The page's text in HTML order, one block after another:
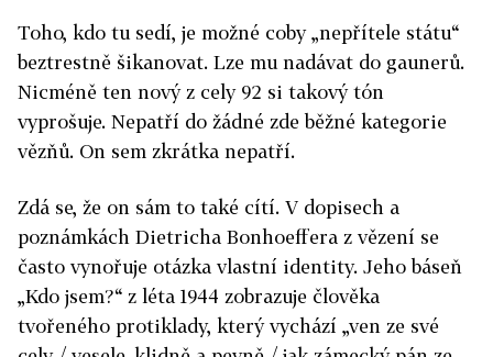
Toho, kdo tu sedí, je možné coby „nepřítele státu“
beztrestně šikanovat. Lze mu nadávat do gaunerů.
Nicméně ten nový z cely 92 si takový tón
vyprošuje. Nepatří do žádné zde běžné kategorie
vězňů. On sem zkrátka nepatří.
Zdá se, že on sám to také cítí. V dopisech a
poznámkách Dietricha Bonhoeffera z vězení se
často vynořuje otázka vlastní identity. Jeho báseň
„Kdo jsem?“ z léta 1944 zobrazuje člověka
tvořeného protiklady, který vychází „ven ze své